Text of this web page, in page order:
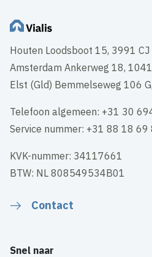
Houten Loodsboot 15, 3991 CJ
Amsterdam Ankerweg 18,
Elst (Gld) Bemmelseweg 106
Telefoon algemeen: +31 30
Service nummer: +31 88 18 69
KVK-nummer: 34117661
BTW: NL 808549534B01
Contact
Snel naar